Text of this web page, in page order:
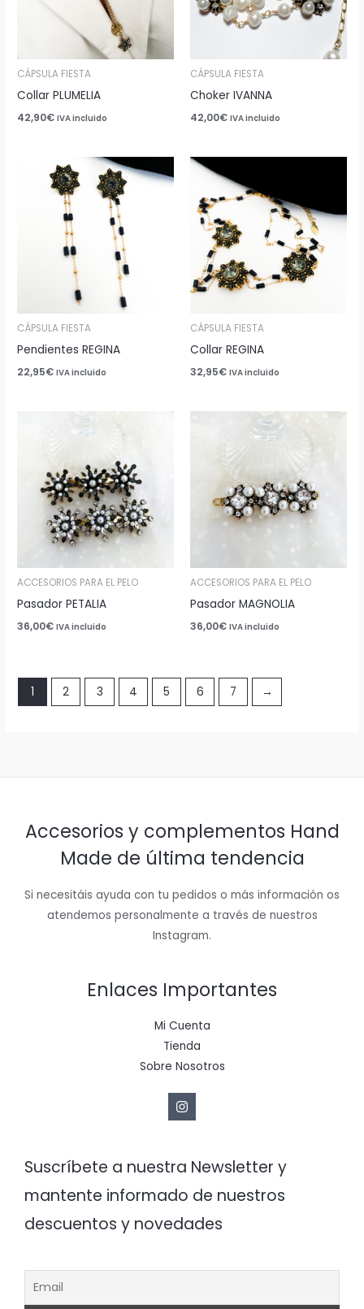
CÁPSULA FIESTA
Collar PLUMELIA
42,90€ IVA incluido
CÁPSULA FIESTA
Choker IVANNA
42,00€ IVA incluido
CÁPSULA FIESTA
Pendientes REGINA
22,95€ IVA incluido
CÁPSULA FIESTA
Collar REGINA
32,95€ IVA incluido
ACCESORIOS PARA EL PELO
Pasador PETALIA
36,00€ IVA incluido
ACCESORIOS PARA EL PELO
Pasador MAGNOLIA
36,00€ IVA incluido
1 2 3 4 5 6 7 →
Accesorios y complementos Hand
Made de última tendencia
Si necesitáis ayuda con tu pedidos o más información os
atendemos personalmente a través de nuestros
Instagram.
Enlaces Importantes
Mi Cuenta
Tienda
Sobre Nosotros
Suscríbete a nuestra Newsletter y
mantente informado de nuestros
descuentos y novedades